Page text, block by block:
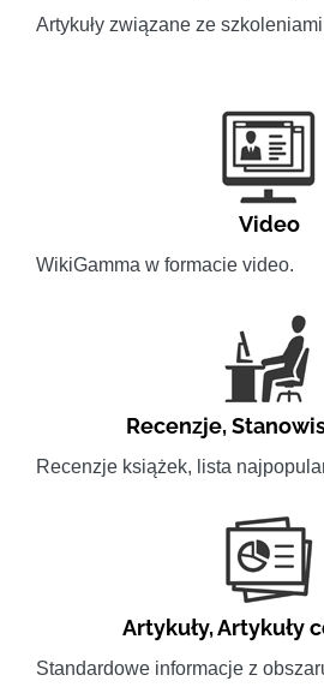
Artykuły związane ze
Video
WikiGamma w formacie video.
Recenzje,
Recenzje książek, lista
Artykuły,Artykuły
Standardowe informacje z